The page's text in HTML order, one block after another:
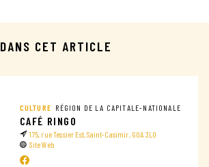
DANS CET ARTICLE
CULTURE RÉGION DE LA CAPITALE-NATIONALE
CAFÉ RINGO
175, rue Tessier Est, Saint-Casimir, G0A 3L0
Site Web